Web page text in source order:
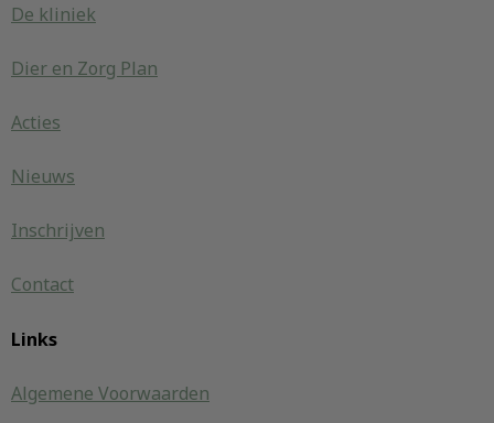
De kliniek
Dier en Zorg Plan
Acties
Nieuws
Inschrijven
Contact
Links
Algemene Voorwaarden